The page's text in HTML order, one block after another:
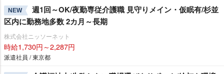
NEW
週1回～OK/夜勤専従介護職 見守りメイン・仮眠有/杉並
区内に勤務地多数 2カ月～長期
株式会社ニッソーネット
時給1,730円～2,287円
派遣社員 / 東京都